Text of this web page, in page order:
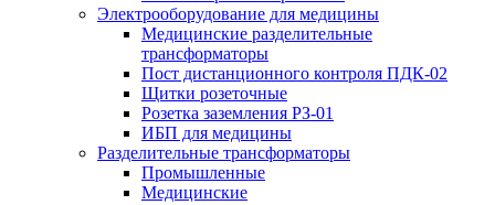
Электрооборудование для медицины
Медицинские разделительные
трансформаторы
Пост дистанционного контроля ПДК-02
Щитки розеточные
Розетка заземления РЗ-01
ИБП для медицины
Разделительные трансформаторы
Промышленные
Медицинские